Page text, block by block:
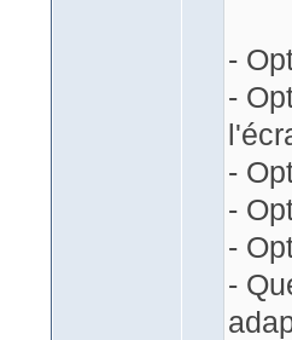
-
-
-
-
-
-